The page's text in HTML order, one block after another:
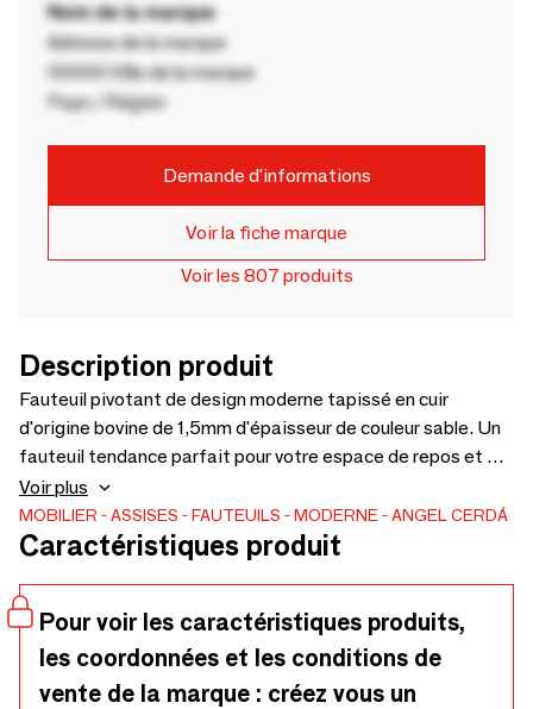
Nom de la marque
Adresse de la marque
00000 Ville de la marque
Pays / Région
Demande d'informations
Voir la fiche marque
Voir les 807 produits
Description produit
Fauteuil pivotant de design moderne tapissé en cuir
d'origine bovine de 1,5mm d'épaisseur de couleur sable. Un
fauteuil tendance parfait pour votre espace de repos et de
relaxation, avec une structure intérieure en bois de pin
remplie de mousse de polyuréthane d'une densité de
20kg/m3, et deux mécanismes de relaxation électriques
teinté noir, apportera la touche d'avant-garde et d'élégance
que vous recherchez pour votre maison.
Voir plus
MOBILIER ASSISES FAUTEUILS MODERNE ANGEL CERDÁ
Caractéristiques produit
Pour voir les caractéristiques produits,
les coordonnées et les conditions de
vente de la marque : créez vous un